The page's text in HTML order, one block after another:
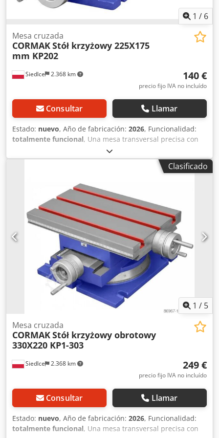
1 / 6
Siedlce 2.368 km
Mesa cruzada
CORMAKStół krzyżowy 225X175
mm KP202
140 €
precio fijo IVA no incluído
Consultar Llamar
Estado: nuevo, Año de fabricación: 2026, Funcionalidad:
totalmente funcional, Una mesa transversal precisa con
tapa de tornillo y guías deslizantes fabricadas con el
método de "cola de milano" mejoran significativamente la
rigidez de la mesa y permiten eliminar el juego en los
está fabricada de forma sólida con materiales de alta
calidad. Soporta perfectamente los trabajos en
taladradoras, fresadoras, etc., gracias a lo cual obtenemos
un posicionamiento preciso al taladrar o taladrar. La
cubierta del tornillo evita que entren virutas en el
mecanismo de trabajo de alimentación. Dcedjvu Tp Aspfx
Akljk Una ventaja adicional de la mesa es la escala de tira
que facilita la visualización constante de la posición de la
mesa en los ejes X e Y. Nonio 2,5 mm/0,02 mm
Clasificado
1 / 5
Siedlce 2.368 km
Mesa cruzada
CORMAKStół krzyżowy obrotowy
330X220 KP1-303
249 €
precio fijo IVA no incluído
Consultar Llamar
Estado: nuevo, Año de fabricación: 2026, Funcionalidad:
totalmente funcional, Una mesa transversal precisa con